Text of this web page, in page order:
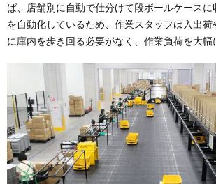
ば、店舗別に自動で仕分けて段ボールケース
を自動化しているため、作業スタッフは入出
に庫内を歩き回る必要がなく、作業負荷を大幅